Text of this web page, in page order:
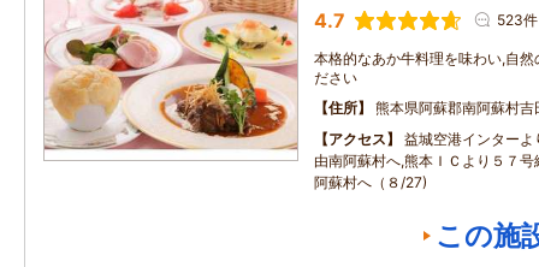
4.7 523件
本格的なあか牛料理を味わい,自
ださい
住所
熊本県阿蘇郡南阿蘇村
アクセス
益城空港インター
由南阿蘇村へ,熊本ＩＣより５７
阿蘇村へ（８/27)
この施